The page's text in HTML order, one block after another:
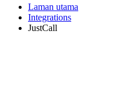
Laman utama
Integrations
JustCall